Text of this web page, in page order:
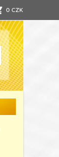
0 CZK